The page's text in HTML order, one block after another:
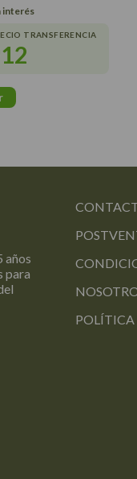
interés
años
para
POLÍTICA